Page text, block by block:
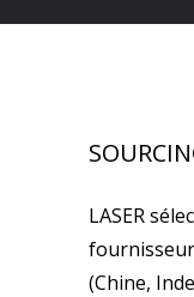
LASER
(Chine,